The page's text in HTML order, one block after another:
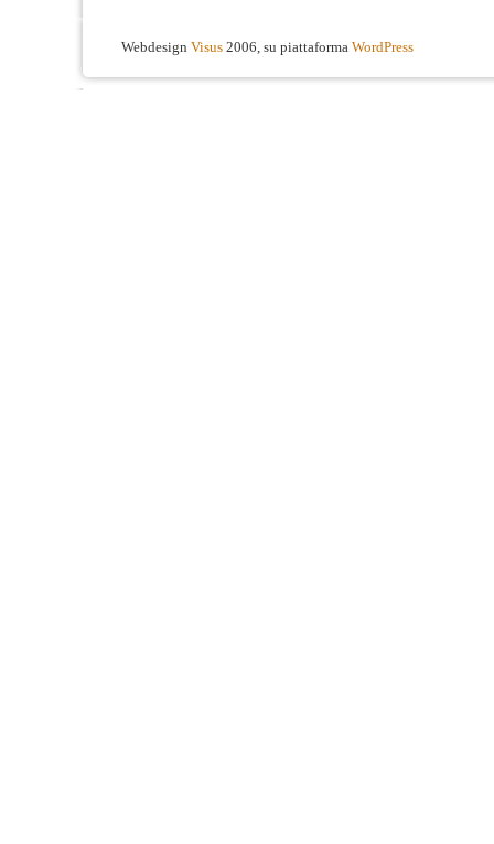
Webdesign Visus 2006, su piattaforma WordPress